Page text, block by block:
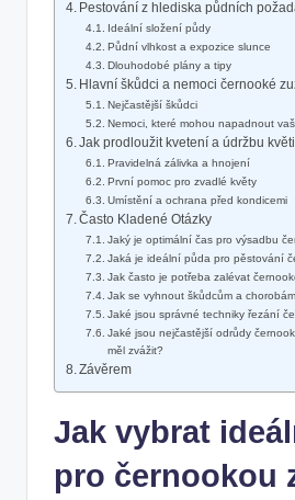
Pestování z hlediska půdních
Ideální složení půdy
Půdní vlhkost a expozice slunce
Dlouhodobé plány a tipy
Hlavní škůdci a nemoci černooké
Nejčastější škůdci
Nemoci, které mohou napadnout
Jak prodloužit kvetení a údržbu
Pravidelná zálivka a hnojení
První pomoc pro zvadlé květy
Umístění a ochrana před kondicemi
Často Kladené Otázky
Jaký je optimální čas pro výsadbu
Jaká je ideální půda pro pěstování
Jak často je potřeba zalévat
Jak se vyhnout škůdcům a
Jaké jsou správné techniky řezání
Jaké jsou nejčastější odrůdy
měl zvážit?
Závěrem
Jak vybrat
pro černookou